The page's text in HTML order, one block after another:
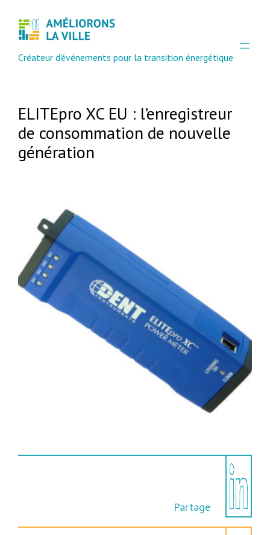
Créateur d'événements pour la transition énergétique
ELITEpro XC EU : l’enregistreur
de consommation de nouvelle
génération
Partage